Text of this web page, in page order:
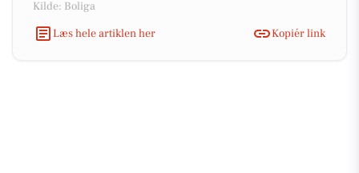
Kilde: Boliga
Læs hele artiklen her
Kopiér link